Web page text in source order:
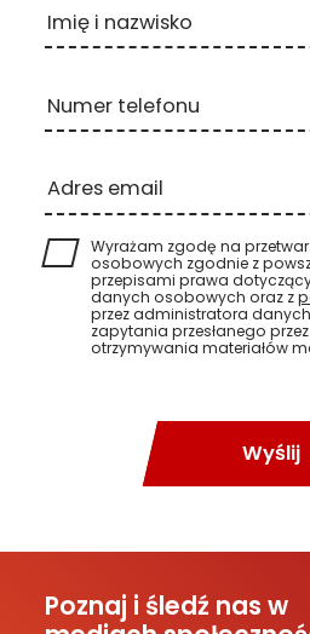
Imię i nazwisko
Numer telefonu
Adres email
Wyrażam zgodę na
osobowych zgodnie z
przepisami prawa
danych osobowych oraz z
przez administratora
zapytania przesłanego
otrzymywania materiałów
Wyślij
Poznaj i śledź nas w